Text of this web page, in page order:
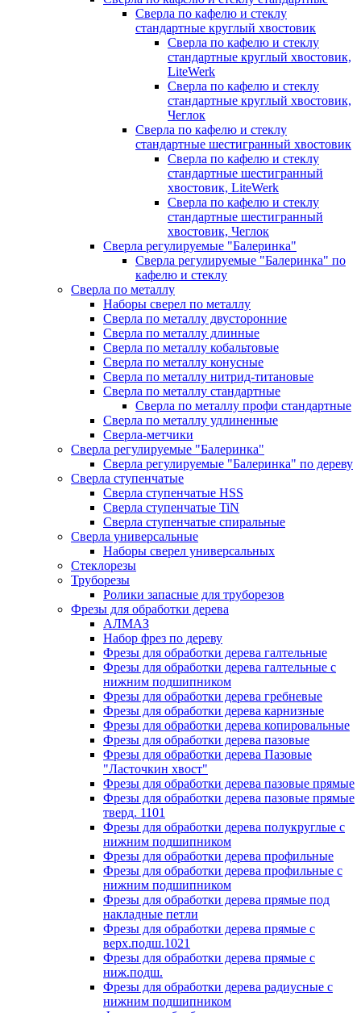
Сверла по кафелю и стеклу
стандартные круглый хвостовик
Сверла по кафелю и стеклу
стандартные круглый хвостовик,
LiteWerk
Сверла по кафелю и стеклу
стандартные круглый хвостовик,
Чеглок
Сверла по кафелю и стеклу
стандартные шестигранный хвостовик
Сверла по кафелю и стеклу
стандартные шестигранный
хвостовик, LiteWerk
Сверла по кафелю и стеклу
стандартные шестигранный
хвостовик, Чеглок
Сверла регулируемые "Балеринка"
Сверла регулируемые "Балеринка" по
кафелю и стеклу
Сверла по металлу
Наборы сверел по металлу
Сверла по металлу двусторонние
Сверла по металлу длинные
Сверла по металлу кобальтовые
Сверла по металлу конусные
Сверла по металлу нитрид-титановые
Сверла по металлу стандартные
Сверла по металлу профи стандартные
Сверла по металлу удлиненные
Сверла-метчики
Сверла регулируемые "Балеринка"
Сверла регулируемые "Балеринка" по дереву
Сверла ступенчатые
Сверла ступенчатые HSS
Сверла ступенчатые TiN
Сверла ступенчатые спиральные
Сверла универсальные
Наборы сверел универсальных
Стеклорезы
Труборезы
Ролики запасные для труборезов
Фрезы для обработки дерева
АЛМАЗ
Набор фрез по дереву
Фрезы для обработки дерева галтельные
Фрезы для обработки дерева галтельные с
нижним подшипником
Фрезы для обработки дерева гребневые
Фрезы для обработки дерева карнизные
Фрезы для обработки дерева копировальные
Фрезы для обработки дерева пазовые
Фрезы для обработки дерева Пазовые
"Ласточкин хвост"
Фрезы для обработки дерева пазовые прямые
Фрезы для обработки дерева пазовые прямые
тверд. 1101
Фрезы для обработки дерева полукруглые с
нижним подшипником
Фрезы для обработки дерева профильные
Фрезы для обработки дерева профильные с
нижним подшипником
Фрезы для обработки дерева прямые под
накладные петли
Фрезы для обработки дерева прямые с
верх.подш.1021
Фрезы для обработки дерева прямые с
ниж.подш.
Фрезы для обработки дерева радиусные с
нижним подшипником